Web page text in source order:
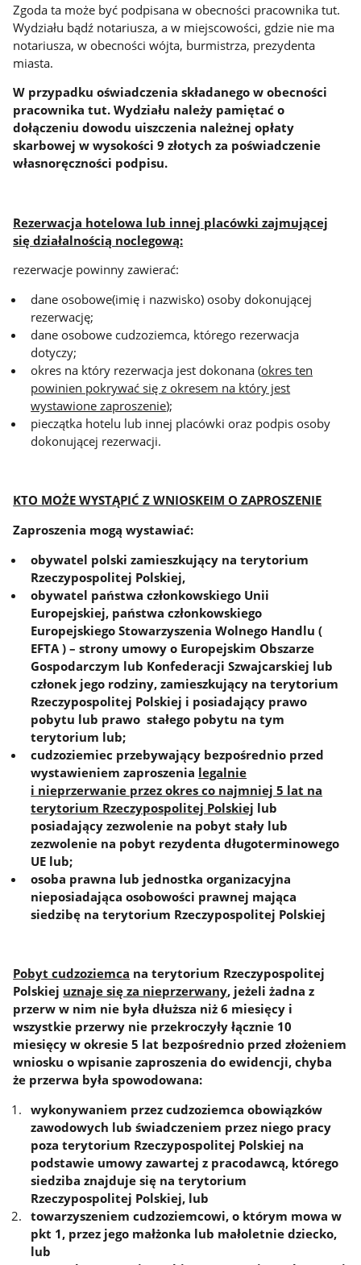
Zgoda ta może być podpisana w obecności pracownika tut.
Wydziału bądź notariusza, a w miejscowości, gdzie nie ma
notariusza, w obecności wójta, burmistrza, prezydenta
miasta.
W przypadku oświadczenia składanego w obecności
pracownika tut. Wydziału należy pamiętać o
dołączeniu dowodu uiszczenia należnej opłaty
skarbowej w wysokości 9 złotych za poświadczenie
własnoręczności podpisu.
Rezerwacja hotelowa lub innej placówki zajmującej
się działalnością noclegową:
rezerwacje powinny zawierać:
dane osobowe(imię i nazwisko) osoby dokonującej
rezerwację;
dane osobowe cudzoziemca, którego rezerwacja
dotyczy;
okres na który rezerwacja jest dokonana (okres ten
powinien pokrywać się z okresem na który jest
wystawione zaproszenie);
pieczątka hotelu lub innej placówki oraz podpis osoby
dokonującej rezerwacji.
KTO MOŻE WYSTĄPIĆ Z WNIOSKEIM O ZAPROSZENIE
Zaproszenia mogą wystawiać:
obywatel polski zamieszkujący na terytorium
Rzeczypospolitej Polskiej,
obywatel państwa członkowskiego Unii
Europejskiej, państwa członkowskiego
Europejskiego Stowarzyszenia Wolnego Handlu (
EFTA ) – strony umowy o Europejskim Obszarze
Gospodarczym lub Konfederacji Szwajcarskiej lub
członek jego rodziny, zamieszkujący na terytorium
Rzeczypospolitej Polskiej i posiadający prawo
pobytu lub prawo stałego pobytu na tym
terytorium lub;
cudzoziemiec przebywający bezpośrednio przed
wystawieniem zaproszenia legalnie
i nieprzerwanie przez okres co najmniej 5 lat na
terytorium Rzeczypospolitej Polskiej lub
posiadający zezwolenie na pobyt stały lub
zezwolenie na pobyt rezydenta długoterminowego
UE lub;
osoba prawna lub jednostka organizacyjna
nieposiadająca osobowości prawnej mająca
siedzibę na terytorium Rzeczypospolitej Polskiej
Pobyt cudzoziemca na terytorium Rzeczypospolitej
Polskiej uznaje się za nieprzerwany, jeżeli żadna z
przerw w nim nie była dłuższa niż 6 miesięcy i
wszystkie przerwy nie przekroczyły łącznie 10
miesięcy w okresie 5 lat bezpośrednio przed złożeniem
wniosku o wpisanie zaproszenia do ewidencji, chyba
że przerwa była spowodowana:
wykonywaniem przez cudzoziemca obowiązków
zawodowych lub świadczeniem przez niego pracy
poza terytorium Rzeczypospolitej Polskiej na
podstawie umowy zawartej z pracodawcą, którego
siedziba znajduje się na terytorium
Rzeczypospolitej Polskiej, lub
towarzyszeniem cudzoziemcowi, o którym mowa w
pkt 1, przez jego małżonka lub małoletnie dziecko,
lub